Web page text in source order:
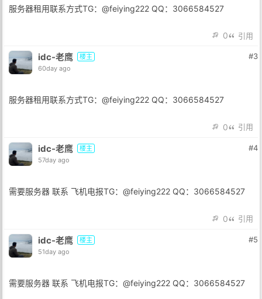
服务器租用联系方式TG：@feiying222 QQ：3066584527
0 引用
idc-老鹰
楼主
60day ago
#3
服务器租用联系方式TG：@feiying222 QQ：3066584527
0 引用
idc-老鹰
楼主
57day ago
#4
需要服务器 联系 飞机电报TG：@feiying222 QQ：3066584527
0 引用
idc-老鹰
楼主
51day ago
#5
需要服务器 联系 飞机电报TG：@feiying222 QQ：3066584527